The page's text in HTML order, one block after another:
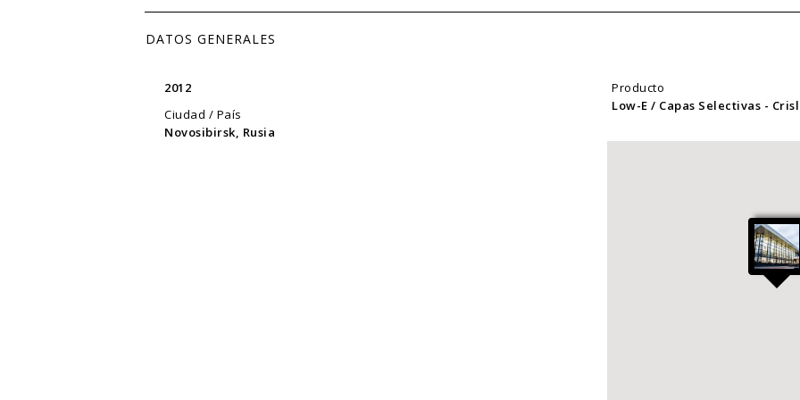
DATOS GENERALES
2012
Ciudad / País
Novosibirsk, Rusia
Producto
Low-E / Capas Selectivas -